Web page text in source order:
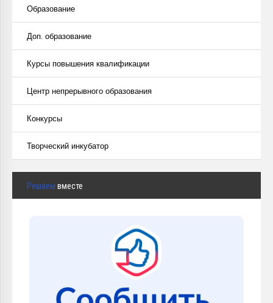
Образование
Доп. образование
Курсы повышения квалификации
Центр непрерывного образования
Конкурсы
Творческий инкубатор
Решаем вместе